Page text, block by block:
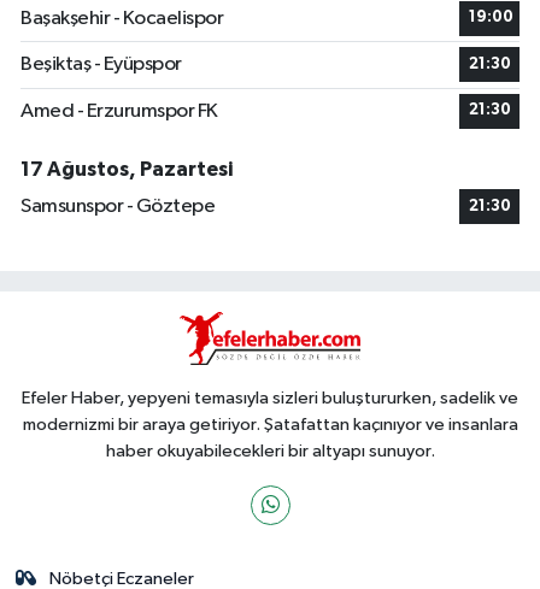
Başakşehir - Kocaelispor
19:00
Beşiktaş - Eyüpspor 21:30
Amed - Erzurumspor FK 21:30
17 Ağustos, Pazartesi
Samsunspor - Göztepe
21:30
Efeler Haber, yepyeni temasıyla sizleri buluştururken, sadelik ve
modernizmi bir araya getiriyor. Şatafattan kaçınıyor ve insanlara
haber okuyabilecekleri bir altyapı sunuyor.
Nöbetçi Eczaneler